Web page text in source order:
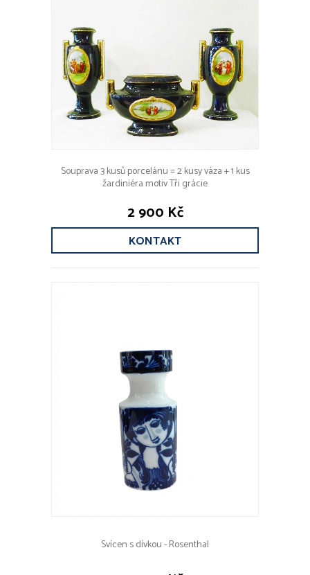
Souprava 3 kusů porcelánu = 2 kusy váza + 1 kus
žardiniéra motiv Tři grácie
2 900 Kč
KONTAKT
Svícen s dívkou - Rosenthal